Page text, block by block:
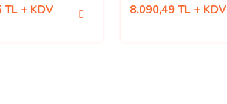
TL + KDV 8.090,49 TL + KDV